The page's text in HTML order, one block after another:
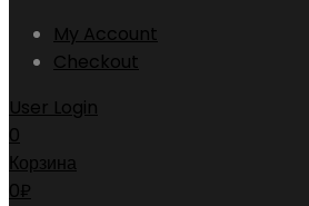
My Account
Checkout
User Login
0
Корзина
0₽